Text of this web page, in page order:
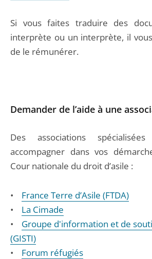
Si vous faites traduire des
interprète ou un interprète, il
de le rémunérer.
Demander de l’aide à une
Des associations
accompagner dans vos
Cour nationale du droit d’asile :
• France Terre d’Asile (FTDA)
• La Cimade
• Groupe d'information et de
(GISTI)
• Forum réfugiés